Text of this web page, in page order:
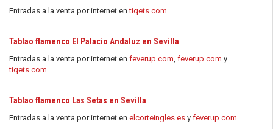
Entradas a la venta por internet entiqets.com
Tablao flamenco El Palacio Andaluz en Sevilla
Entradas a la venta por internet en feverup.com, feverup.com y
tiqets.com
Tablao flamenco Las Setas en Sevilla
Entradas a la venta por internet en elcorteingles.es y feverup.com